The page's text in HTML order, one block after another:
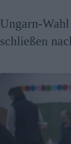
Ungarn-
schließen